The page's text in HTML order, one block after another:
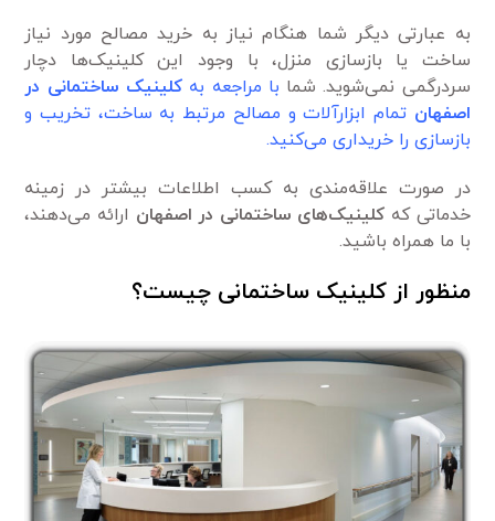
به عبارتی دیگر شما هنگام نیاز به خرید مصالح مورد نیاز
ساخت یا بازسازی منزل، با وجود این کلینیک‌ها دچار
سردرگمی نمی‌شوید. شما با مراجعه بهکلینیک ساختمانی در
اصفهان تمام ابزارآلات و مصالح مرتبط به ساخت، تخریب و
بازسازی را خریداری می‌کنید.
در صورت علاقه‌مندی به کسب اطلاعات بیشتر در زمینه
خدماتی که کلینیک‌های ساختمانی در اصفهان ارائه می‌دهند،
با ما همراه باشید.
منظور از کلینیک ساختمانی چیست؟